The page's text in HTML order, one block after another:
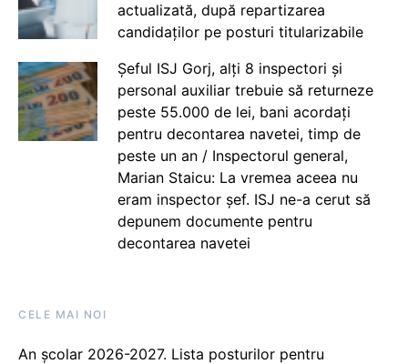
actualizată, după repartizarea
candidaților pe posturi titularizabile
Șeful ISJ Gorj, alți 8 inspectori și
personal auxiliar trebuie să returneze
peste 55.000 de lei, bani acordați
pentru decontarea navetei, timp de
peste un an / Inspectorul general,
Marian Staicu: La vremea aceea nu
eram inspector șef. ISJ ne-a cerut să
depunem documente pentru
decontarea navetei
CELE MAI NOI
An școlar 2026-2027. Lista posturilor pentru